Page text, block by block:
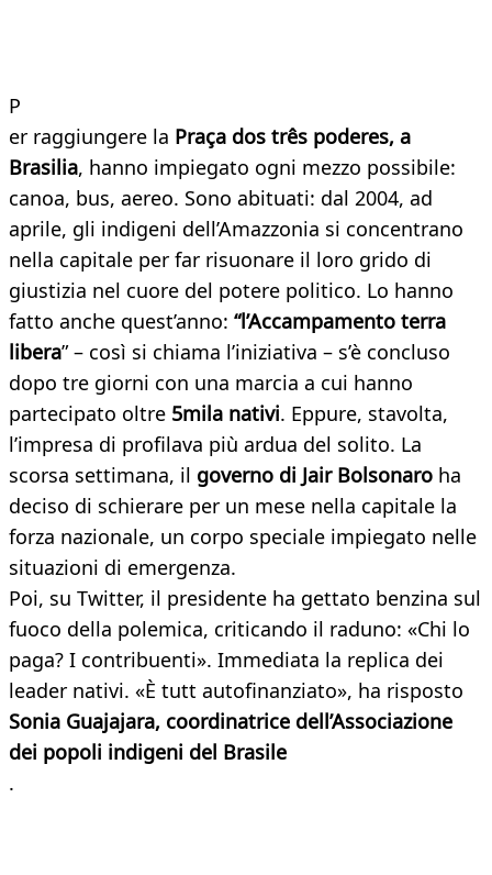
P
er raggiungere la Praça dos três poderes, a
Brasilia, hanno impiegato ogni mezzo possibile:
canoa, bus, aereo. Sono abituati: dal 2004, ad
aprile, gli indigeni dell’Amazzonia si concentrano
nella capitale per far risuonare il loro grido di
giustizia nel cuore del potere politico. Lo hanno
fatto anche quest’anno: “l’Accampamento terra
libera” – così si chiama l’iniziativa – s’è concluso
dopo tre giorni con una marcia a cui hanno
partecipato oltre 5mila nativi. Eppure, stavolta,
l’impresa di profilava più ardua del solito. La
scorsa settimana, il governo di Jair Bolsonaro ha
deciso di schierare per un mese nella capitale la
forza nazionale, un corpo speciale impiegato nelle
situazioni di emergenza.
Poi, su Twitter, il presidente ha gettato benzina sul
fuoco della polemica, criticando il raduno: «Chi lo
paga? I contribuenti». Immediata la replica dei
leader nativi. «È tutt autofinanziato», ha risposto
Sonia Guajajara, coordinatrice dell’Associazione
dei popoli indigeni del Brasile
.